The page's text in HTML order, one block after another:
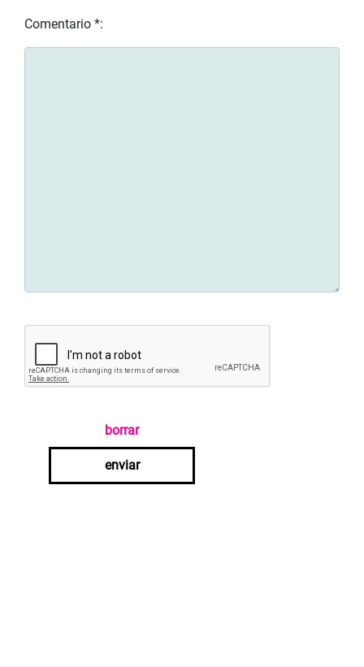
Comentario *:
borrar
enviar